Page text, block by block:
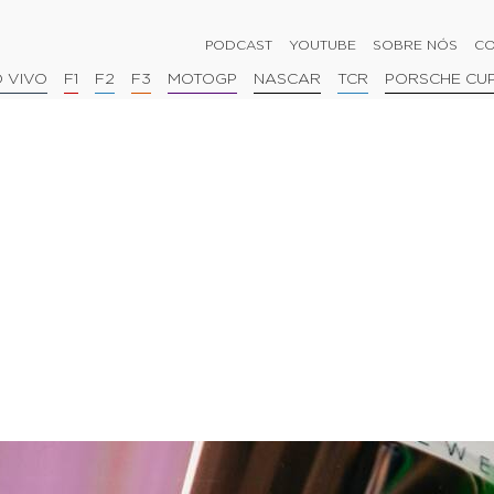
PODCAST YOUTUBE SOBRE NÓS
VIVO F1 F2 F3 MOTOGP NASCAR TCR PORSCHE